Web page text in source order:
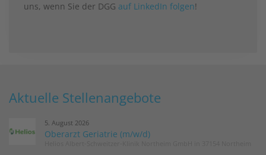
uns, wenn Sie der DGG auf LinkedIn folgen!
Aktuelle Stellenangebote
5. August 2026
Oberarzt Geriatrie (m/w/d)